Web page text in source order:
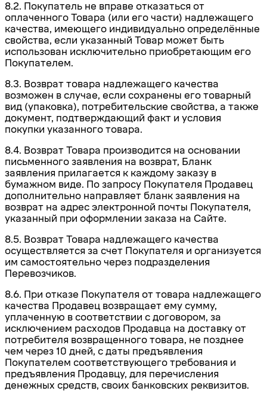
8.2. Покупатель не вправе отказаться от
оплаченного Товара (или его части) надлежащего
качества, имеющего индивидуально определённые
свойства, если указанный Товар может быть
использован исключительно приобретающим его
Покупателем.
8.3. Возврат товара надлежащего качества
возможен в случае, если сохранены его товарный
вид (упаковка), потребительские свойства, а также
документ, подтверждающий факт и условия
покупки указанного товара.
8.4. Возврат Товара производится на основании
письменного заявления на возврат, Бланк
заявления прилагается к каждому заказу в
бумажном виде. По запросу Покупателя Продавец
дополнительно направляет бланк заявления на
возврат на адрес электронной почты Покупателя,
указанный при оформлении заказа на Сайте.
8.5. Возврат Товара надлежащего качества
осуществляется за счет Покупателя и организуется
им самостоятельно через подразделения
Перевозчиков.
8.6. При отказе Покупателя от товара надлежащего
качества Продавец возвращает ему сумму,
уплаченную в соответствии с договором, за
исключением расходов Продавца на доставку от
потребителя возвращенного товара, не позднее
чем через 10 дней, с даты предъявления
Покупателем соответствующего требования и
предъявления Продавцу, для перечисления
денежных средств, своих банковских реквизитов.